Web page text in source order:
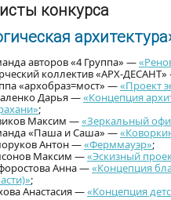
конкурса
авторов «4 Группа» —
коллектив «АРХ-
«архобраз=мост» —«Проект
Дарья —«Концепция
;
Максим —«Зеркальный
«Паша и Саша» —
Антон —«Ферммауэр»;
Максим —«Эскизный
Анна —«Концепция
;
Анастасия —«Концепция